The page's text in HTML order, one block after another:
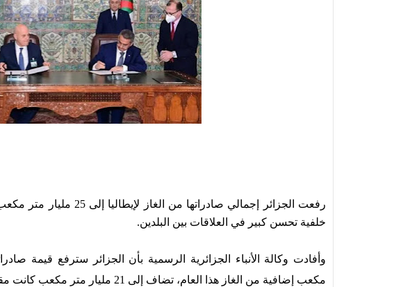
خلفية تحسن كبير في العلاقات بين البلدين.
وأفادت وكالة الأنباء الجزائرية الرسمية بأن الجزائر سترفع قيمة
مكعب إضافية من الغاز هذا العام، تضاف إلى 21 مليار متر مكعب كانت مقررة في السابق.